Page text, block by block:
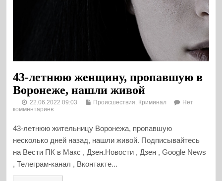
43-летнюю женщину, пропавшую в
Воронеже, нашли живой
22.06.2022 09:03 Происшествия. Криминал
Нет
комментариев
43-летнюю жительницу Воронежа, пропавшую
несколько дней назад, нашли живой. Подписывайтесь
на Вести ПК в Макс , Дзен.Новости , Дзен , Google News
, Телеграм-канал , Вконтакте...